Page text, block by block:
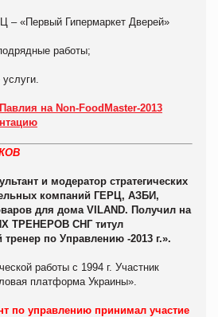
– «Первый Гипермаркет Дверей»
работы;
услуги.
на Non-FoodMaster-2013
и модератор стратегических
компаний ГЕРЦ, АЗБИ,
для дома VILAND. Получил на
ТРЕНЕРОВ СНГ титул
тренер по Управлению -2013 г.».
работы с 1994 г. Участник
платформа Украины».
по управлению принимал участие